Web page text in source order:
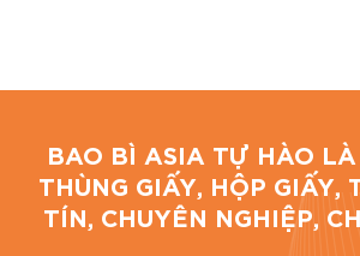
Lưu ý: túi giấy kraft còn được
không tồn tại do sai lỗi chính tả.
BAO BÌ ASIA TỰ HÀO
THÙNG GIẤY, HỘP GIẤY,
TÍN, CHUYÊN NGHIỆP,